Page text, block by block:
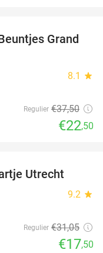
40%
Grand
8.1 star
Regulier €37,50
€22,50
Utrecht
9.2 star
Regulier €31,05
€17,50